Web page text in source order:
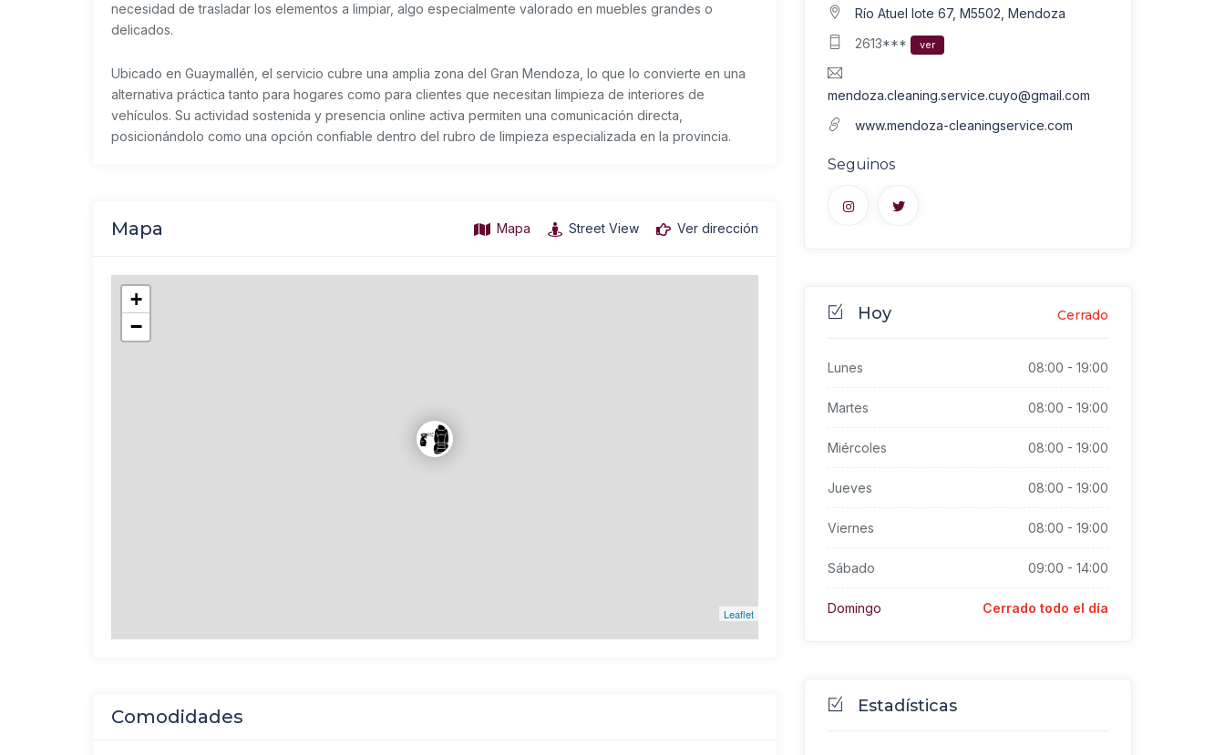
necesidad de trasladar los elementos a limpiar, algo especialmente valorado en muebles grandes o
delicados.
Ubicado en Guaymallén, el servicio cubre una amplia zona del Gran Mendoza, lo que lo convierte en una
alternativa práctica tanto para hogares como para clientes que necesitan limpieza de interiores de
vehículos. Su actividad sostenida y presencia online activa permiten una comunicación directa,
posicionándolo como una opción confiable dentro del rubro de limpieza especializada en la provincia.
Mapa Mapa Street View Ver dirección
+
−
Leaflet
Comodidades
Río Atuel lote 67, M5502, Mendoza
2613***
ver
mendoza.cleaning.service.cuyo@gmail.com
www.mendoza-cleaningservice.com
Seguinos
Hoy Cerrado
Lunes 08:00 - 19:00
Martes 08:00 - 19:00
Miércoles 08:00 - 19:00
Jueves 08:00 - 19:00
Viernes 08:00 - 19:00
Sábado 09:00 - 14:00
Domingo Cerrado todo el día
Estadísticas